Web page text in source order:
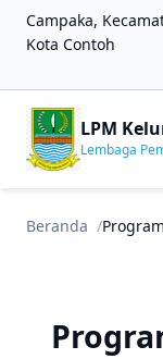
Campaka,
Kota Contoh
LPM
Lembaga
Beranda